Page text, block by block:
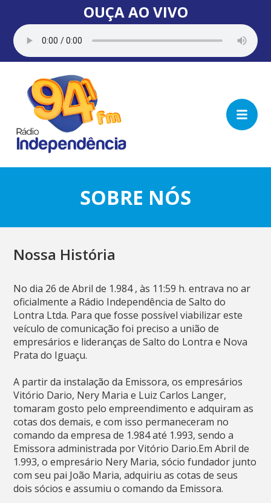
OUÇA AO VIVO
SOBRE NÓS
Nossa História
No dia 26 de Abril de 1.984 , às 11:59 h. entrava no ar
oficialmente a Rádio Independência de Salto do
Lontra Ltda. Para que fosse possível viabilizar este
veículo de comunicação foi preciso a união de
empresários e lideranças de Salto do Lontra e Nova
Prata do Iguaçu.
A partir da instalação da Emissora, os empresários
Vitório Dario, Nery Maria e Luiz Carlos Langer,
tomaram gosto pelo empreendimento e adquiram as
cotas dos demais, e com isso permaneceram no
comando da empresa de 1.984 até 1.993, sendo a
Emissora administrada por Vitório Dario.Em Abril de
1.993, o empresário Nery Maria, sócio fundador junto
com seu pai João Maria, adquiriu as cotas de seus
dois sócios e assumiu o comando da Emissora.